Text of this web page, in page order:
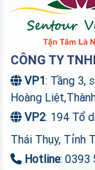
CÔNG TY
VP1: Tầng 3,
Hoàng
VP2: 194 Tổ
Thái Thụy, Tỉnh
Hotline: 0393